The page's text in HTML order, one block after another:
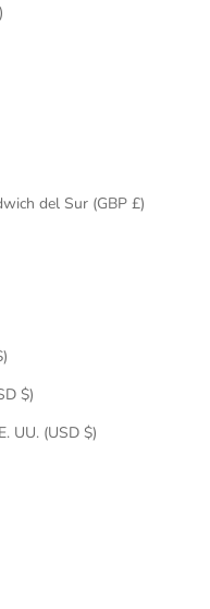
del Sur (GBP £)
$)
UU. (USD $)